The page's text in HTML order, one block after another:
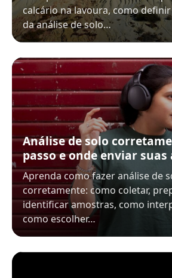
calcário na lavoura, como
da análise de solo…
Análise de solo
passo e onde enviar
Aprenda como fazer análise de
corretamente: como coletar,
identificar amostras, como
como escolher…